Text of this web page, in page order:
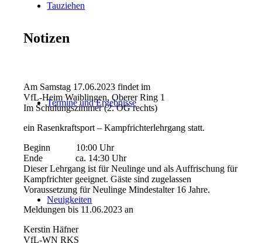
Tauziehen
Termine und Ergebnisse
Neuigkeiten
Notizen
Am Samstag 17.06.2023 findet im
VfL-Heim Waiblingen, Oberer Ring 1
Im Schulungszimmer (2. OG rechts)
ein Rasenkraftsport – Kampfrichterlehrgang statt.
Beginn 10:00 Uhr
Ende ca. 14:30 Uhr
Dieser Lehrgang ist für Neulinge und als Auffrischung für
Kampfrichter geeignet. Gäste sind zugelassen
Voraussetzung für Neulinge Mindestalter 16 Jahre.
Meldungen bis 11.06.2023 an
Kerstin Häfner
VfL-WN RKS